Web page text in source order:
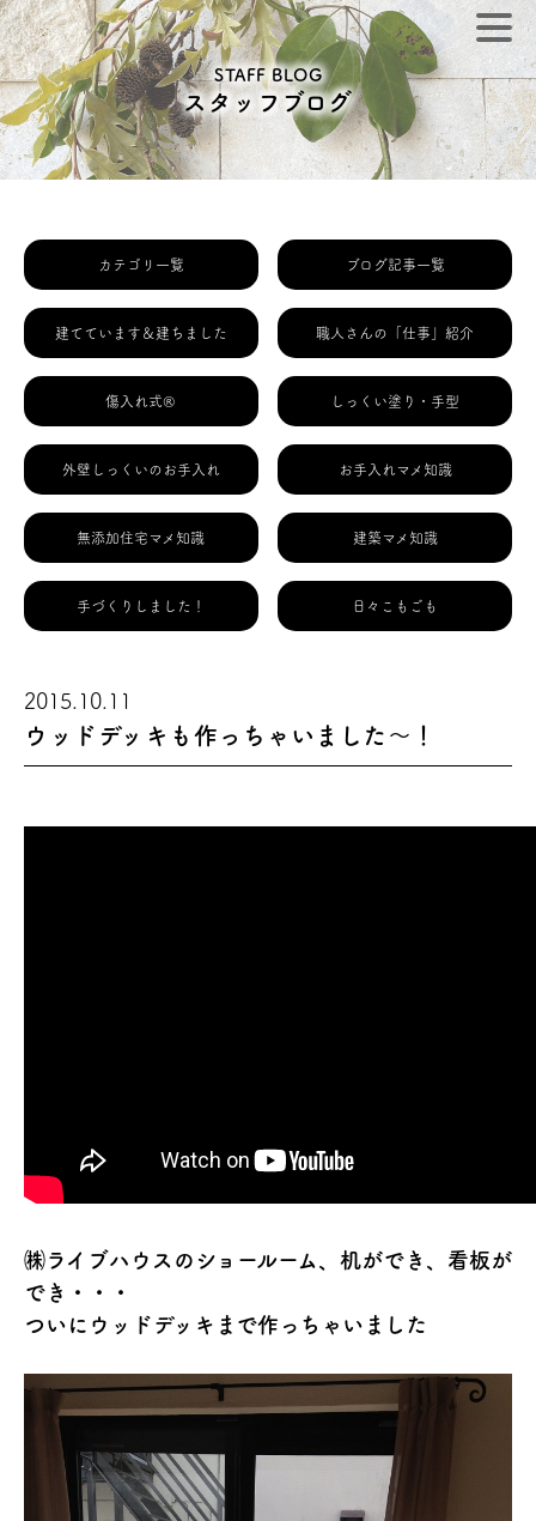
STAFF BLOG
スタッフブログ
カテゴリ一覧 ブログ記事一覧
建てています＆建ちました 職人さんの「仕事」紹介
傷入れ式® しっくい塗り・手型
外壁しっくいのお手入れ お手入れマメ知識
無添加住宅マメ知識 建築マメ知識
手づくりしました！ 日々こもごも
2015.10.11
ウッドデッキも作っちゃいました～！
㈱ライブハウスのショールーム、机ができ、看板が
でき・・・
ついにウッドデッキまで作っちゃいました